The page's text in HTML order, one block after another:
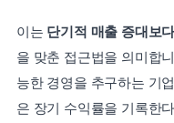
이는 단기적 매출 증대보
을 맞춘 접근법을 의미합
능한 경영을 추구하는 기
은 장기 수익률을 기록한